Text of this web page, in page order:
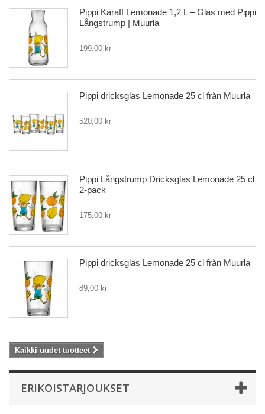
Pippi Karaff Lemonade 1,2 L – Glas med Pippi
Långstrump | Muurla
199,00 kr
Pippi dricksglas Lemonade 25 cl från Muurla
520,00 kr
Pippi Långstrump Dricksglas Lemonade 25 cl
2-pack
175,00 kr
Pippi dricksglas Lemonade 25 cl från Muurla
89,00 kr
Kaikki uudet tuotteet
ERIKOISTARJOUKSET